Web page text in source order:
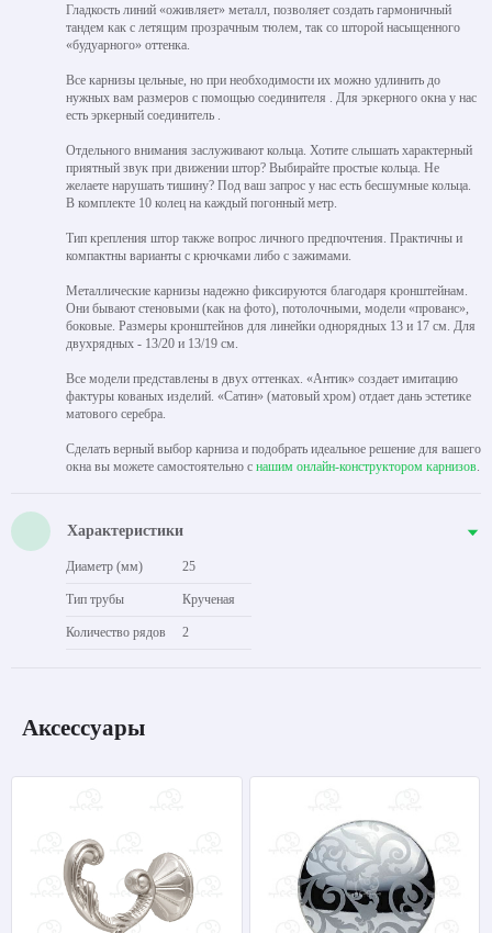
Гладкость линий «оживляет» металл, позволяет создать гармоничный
тандем как с летящим прозрачным тюлем, так со шторой насыщенного
«будуарного» оттенка.
Все карнизы цельные, но при необходимости их можно удлинить до
нужных вам размеров с помощью соединителя . Для эркерного окна у нас
есть эркерный соединитель .
Отдельного внимания заслуживают кольца. Хотите слышать характерный
приятный звук при движении штор? Выбирайте простые кольца. Не
желаете нарушать тишину? Под ваш запрос у нас есть бесшумные кольца.
В комплекте 10 колец на каждый погонный метр.
Тип крепления штор также вопрос личного предпочтения. Практичны и
компактны варианты с крючками либо с зажимами.
Металлические карнизы надежно фиксируются благодаря кронштейнам.
Они бывают стеновыми (как на фото), потолочными, модели «прованс»,
боковые. Размеры кронштейнов для линейки однорядных 13 и 17 см. Для
двухрядных - 13/20 и 13/19 см.
Все модели представлены в двух оттенках. «Антик» создает имитацию
фактуры кованых изделий. «Сатин» (матовый хром) отдает дань эстетике
матового серебра.
Сделать верный выбор карниза и подобрать идеальное решение для вашего
окна вы можете самостоятельно с нашим онлайн-конструктором карнизов.
Характеристики
Диаметр (мм) 25
Тип трубы Крученая
Количество рядов 2
Аксессуары